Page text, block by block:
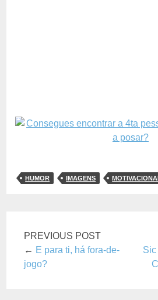
HUMOR IMAGENS
PREVIOUS POST
← E para ti, há fora-de-
jogo?